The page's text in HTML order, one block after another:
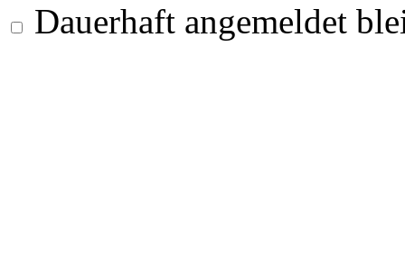
Dauerhaft angemeldet